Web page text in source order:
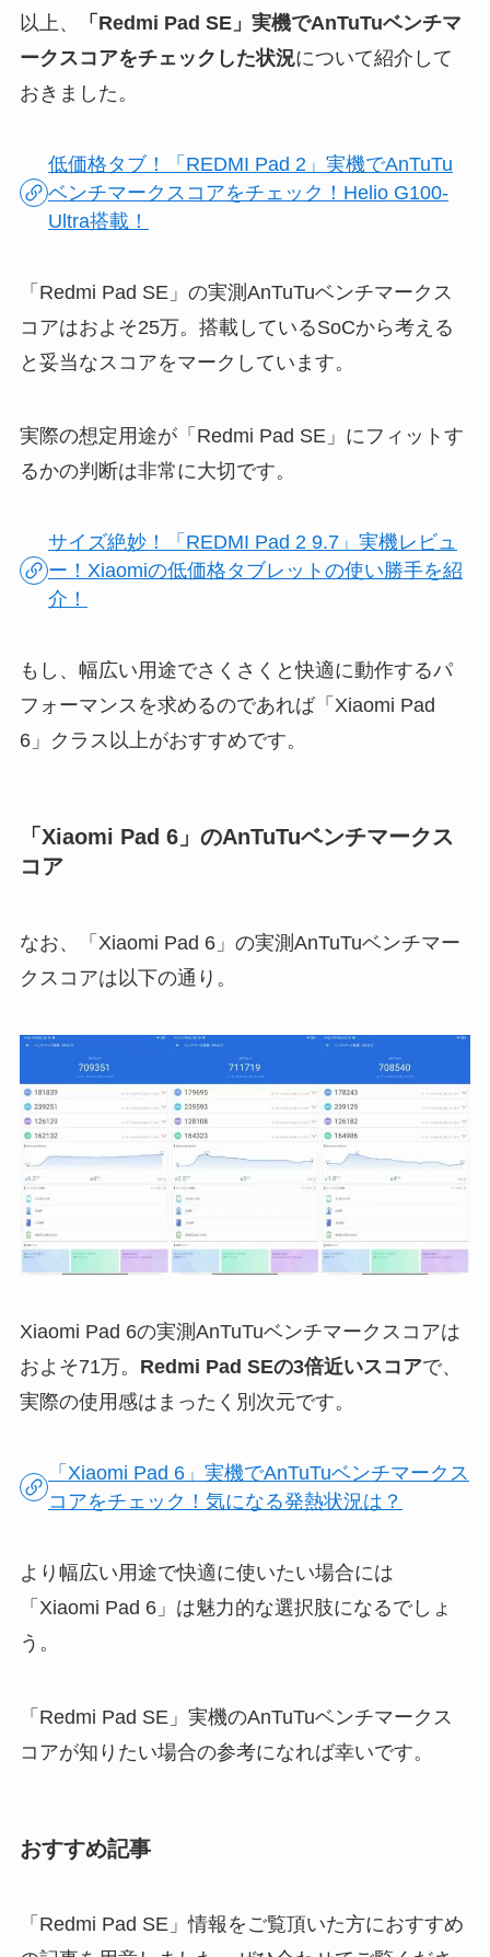
以上、
「Redmi Pad SE」実機でAnTuTuベンチマ
ークスコアをチェックした状況について紹介して
おきました。
低価格タブ！「REDMI Pad 2」実機でAnTuTu
ベンチマークスコアをチェック！Helio G100-
Ultra搭載！
「Redmi Pad SE」の実測AnTuTuベンチマークス
コアはおよそ25万。搭載しているSoCから考える
と妥当なスコアをマークしています。
実際の想定用途が「Redmi Pad SE」にフィットす
るかの判断は非常に大切です。
サイズ絶妙！「REDMI Pad 2 9.7」実機レビュ
ー！Xiaomiの低価格タブレットの使い勝手を紹
介！
もし、幅広い用途でさくさくと快適に動作するパ
フォーマンスを求めるのであれば「Xiaomi Pad
6」クラス以上がおすすめです。
「Xiaomi Pad 6」のAnTuTuベンチマークス
コア
なお、「Xiaomi Pad 6」の実測AnTuTuベンチマー
クスコアは以下の通り。
Xiaomi Pad 6の実測AnTuTuベンチマークスコアは
およそ71万。 Redmi Pad SEの3倍近いスコアで、
実際の使用感はまったく別次元です。
「Xiaomi Pad 6」実機でAnTuTuベンチマークス
コアをチェック！気になる発熱状況は？
より幅広い用途で快適に使いたい場合には
「Xiaomi Pad 6」は魅力的な選択肢になるでしょ
う。
「Redmi Pad SE」実機のAnTuTuベンチマークス
コアが知りたい場合の参考になれば幸いです。
おすすめ記事
「Redmi Pad SE」情報をご覧頂いた方におすすめ